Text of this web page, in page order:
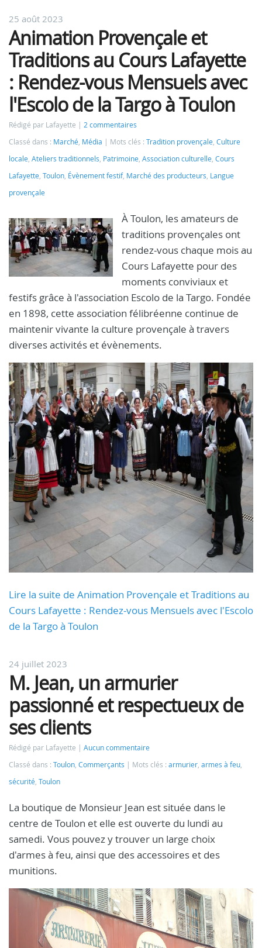
25 août 2023
Animation Provençale et
Traditions au Cours Lafayette
: Rendez-vous Mensuels avec
l'Escolo de la Targo à Toulon
Rédigé par Lafayette
2 commentaires
Classé dans : Marché, Média Mots clés : Tradition provençale, Culture
locale, Ateliers traditionnels, Patrimoine, Association culturelle, Cours
Lafayette, Toulon, Évènement festif, Marché des producteurs, Langue
provençale
À Toulon, les amateurs de
traditions provençales ont
rendez-vous chaque mois au
Cours Lafayette pour des
moments conviviaux et
festifs grâce à l'association Escolo de la Targo. Fondée
en 1898, cette association félibréenne continue de
maintenir vivante la culture provençale à travers
diverses activités et évènements.
Lire la suite de Animation Provençale et Traditions au
Cours Lafayette : Rendez-vous Mensuels avec l'Escolo
de la Targo à Toulon
24 juillet 2023
M. Jean, un armurier
passionné et respectueux de
ses clients
Rédigé par Lafayette
Aucun commentaire
Classé dans : Toulon, Commerçants Mots clés : armurier, armes à feu,
sécurité, Toulon
La boutique de Monsieur Jean est située dans le
centre de Toulon et elle est ouverte du lundi au
samedi. Vous pouvez y trouver un large choix
d'armes à feu, ainsi que des accessoires et des
munitions.